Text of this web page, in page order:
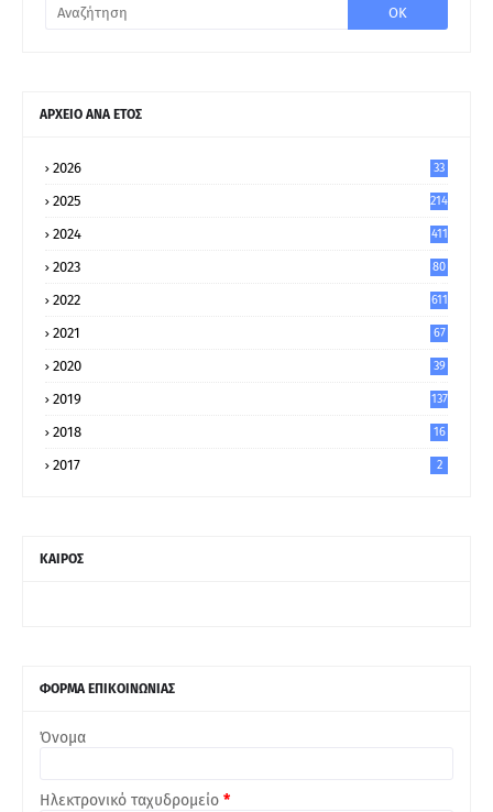
ΑΡΧΕΙΟ ΑΝΑ ΕΤΟΣ
2026 33
2025 214
2024 411
2023
80
2022 611
2021
67
2020
39
2019 137
2018 16
2017 2
ΚΑΙΡΟΣ
ΦΟΡΜΑ ΕΠΙΚΟΙΝΩΝΙΑΣ
Όνομα
Ηλεκτρονικό ταχυδρομείο *